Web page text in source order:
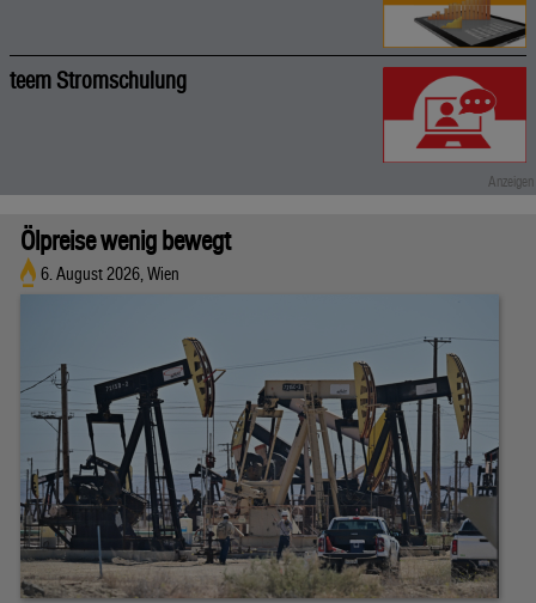
teem Stromschulung
Ölpreise wenig bewegt
6. August 2026, Wien